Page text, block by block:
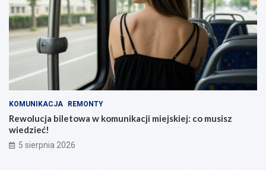
KOMUNIKACJA REMONTY
Rewolucja biletowa w komunikacji miejskiej: co musisz
wiedzieć!
5 sierpnia 2026